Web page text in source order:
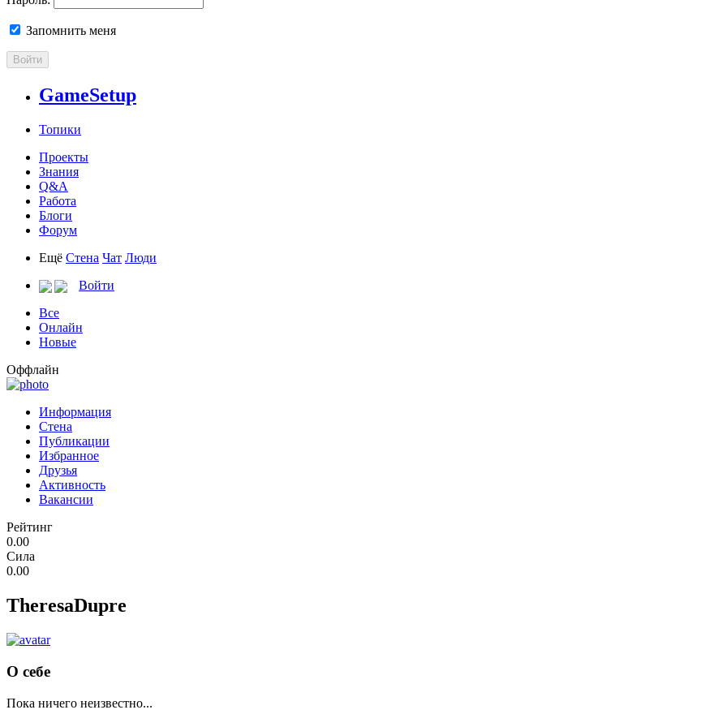
Запомнить меня
Войти
GameSetup
Топики
Проекты
Знания
Q&A
Работа
Блоги
Форум
Ещё Стена Чат Люди
Войти
Все
Онлайн
Новые
Оффлайн
Информация
Стена
Публикации
Избранное
Друзья
Активность
Вакансии
Рейтинг
0.00
Сила
0.00
TheresaDupre
О себе
Пока ничего неизвестно...